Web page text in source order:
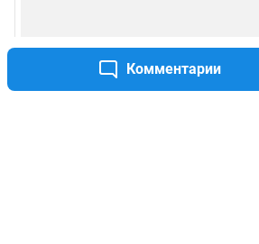
Комментарии